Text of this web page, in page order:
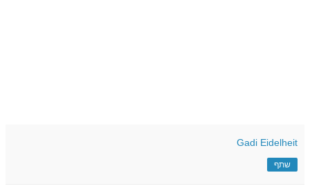
Gadi Eidelheit
שתף